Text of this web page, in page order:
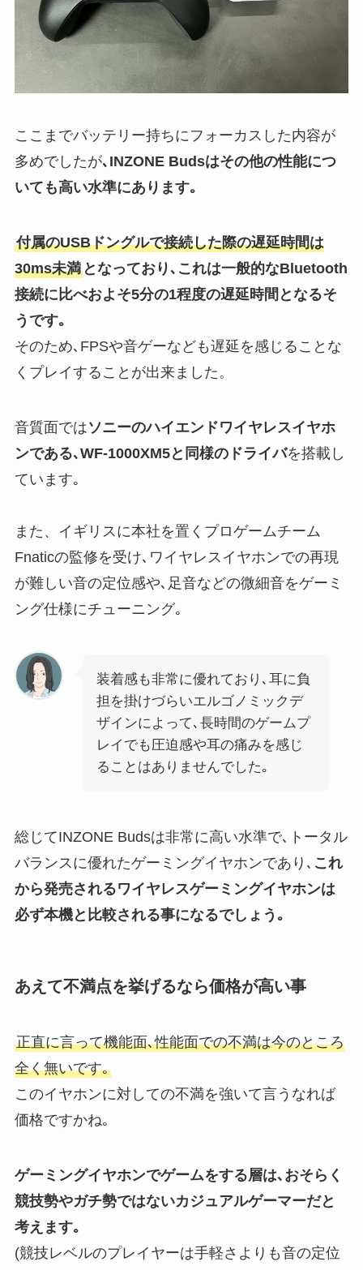
ここまでバッテリー持ちにフォーカスした内容が
多めでしたが､INZONE Budsはその他の性能につ
いても高い水準にあります｡
付属のUSBドングルで接続した際の遅延時間は
30ms未満となっており､これは一般的なBluetooth
接続に比べおよそ5分の1程度の遅延時間となるそ
うです｡
そのため､FPSや音ゲーなども遅延を感じることな
くプレイすることが出来ました。
音質面ではソニーのハイエンドワイヤレスイヤホ
ンである､WF-1000XM5と同様のドライバを搭載し
ています｡
また、イギリスに本社を置くプロゲームチーム
Fnaticの監修を受け､ワイヤレスイヤホンでの再現
が難しい音の定位感や､足音などの微細音をゲーミ
ング仕様にチューニング｡
装着感も非常に優れており､耳に負
担を掛けづらいエルゴノミックデ
ザインによって､長時間のゲームプ
レイでも圧迫感や耳の痛みを感じ
ることはありませんでした｡
総じてINZONE Budsは非常に高い水準で､トータル
バランスに優れたゲーミングイヤホンであり､ これ
から発売されるワイヤレスゲーミングイヤホンは
必ず本機と比較される事になるでしょう｡
あえて不満点を挙げるなら価格が高い事
正直に言って機能面､性能面での不満は今のところ
全く無いです｡
このイヤホンに対しての不満を強いて言うなれば
価格ですかね｡
ゲーミングイヤホンでゲームをする層は､おそらく
競技勢やガチ勢ではないカジュアルゲーマーだと
考えます｡
(競技レベルのプレイヤーは手軽さよりも音の定位